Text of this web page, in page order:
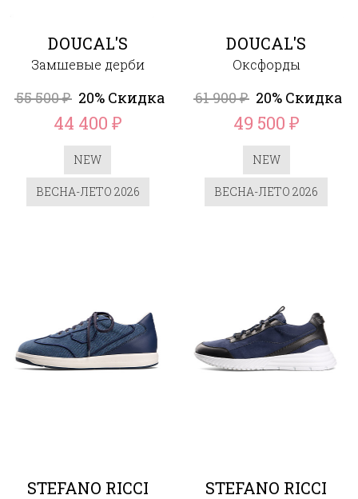
DOUCAL'S
Замшевые дерби
55 500₽ 20% Скидка
44 400 ₽
NEW
ВЕСНА-ЛЕТО 2026
DOUCAL'S
Оксфорды
61 900₽ 20% Скидка
49 500 ₽
NEW
ВЕСНА-ЛЕТО 2026
STEFANO RICCI STEFANO RICCI